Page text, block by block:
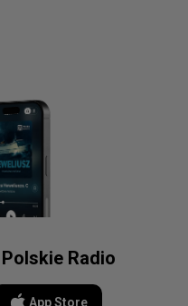
Radio
App Store